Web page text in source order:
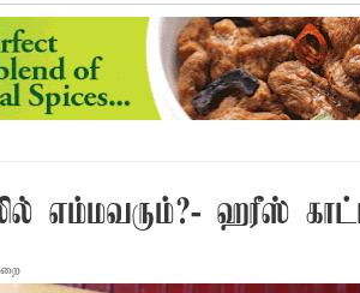
கர்ப்பிணி மற்றும் பாலூட்டும்
ரயீஸுக்கு உணர்வுபூர்வமான
எதிராகச் சட்ட நடவடிக்கை! மனித
அமைப்பது குறித்து விசேட
எம்மவரும்?- ஹரீஸ்